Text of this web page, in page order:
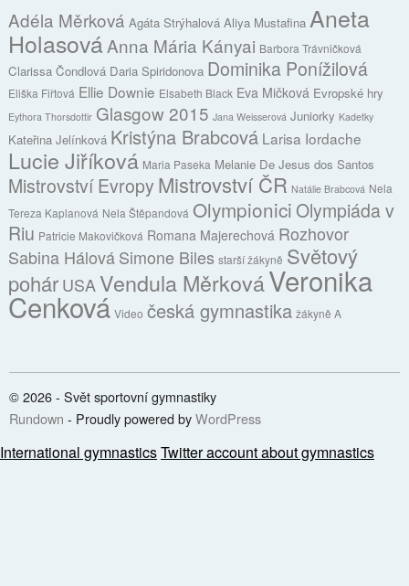
Adéla Měrková Agáta Strýhalová Aliya Mustafina Aneta
HolasováAnna Mária Kányai Barbora Trávničková
Clarissa Čondlová Daria Spiridonova Dominika Ponížilová
Eliška Fiřtová Ellie Downie Elsabeth Black Eva Mičková Evropské hry
Eythora Thorsdottir Glasgow 2015 Jana Weisserová Juniorky Kadetky
Kateřina Jelínková Kristýna Brabcová Larisa Iordache
Lucie Jiříková Maria Paseka Melanie De Jesus dos Santos
Mistrovství Evropy Mistrovství ČR Natálie Brabcová Nela
Tereza Kaplanová Nela Štěpandová OlympioniciOlympiáda v
Riu Patricie Makovičková Romana Majerechová Rozhovor
Sabina HálováSimone Biles starší žákyně Světový
pohárUSA Vendula MěrkováVeronika
Cenková Video česká gymnastika žákyně A
© 2026 - Svět sportovní gymnastiky
Rundown - Proudly powered byWordPress
International gymnasticsTwitter account about gymnastics